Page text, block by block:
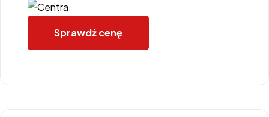
Sprawdź cenę